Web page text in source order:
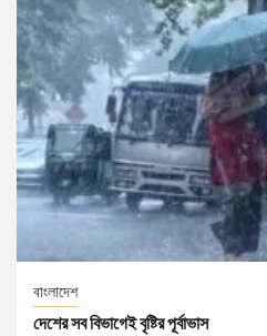
বাংলাদেশ
দেশের সব বিভাগেই বৃষ্টির পূর্বাভাস